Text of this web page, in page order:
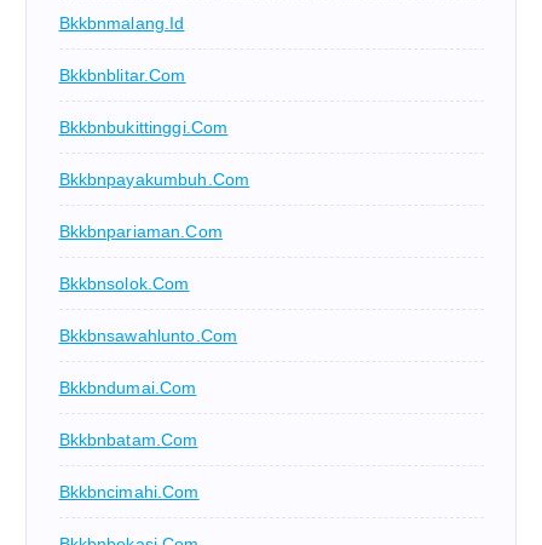
Bkkbnmalang.id
Bkkbnblitar.com
Bkkbnbukittinggi.com
Bkkbnpayakumbuh.com
Bkkbnpariaman.com
Bkkbnsolok.com
Bkkbnsawahlunto.com
Bkkbndumai.com
Bkkbnbatam.com
Bkkbncimahi.com